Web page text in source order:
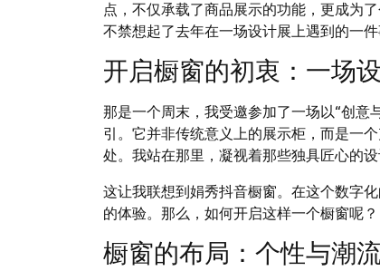
点，不仅承载了商品展示的功能，更成为
不禁想起了去年在一场设计展上遇到的一
开启橱窗的初衷：一场
那是一个周末，我受邀参加了一场以“创意
引。它并非传统意义上的展示柜，而是一
处。我站在那里，凝视着那些独具匠心的
这让我联想到娟秀抖音橱窗。在这个数字
的体验。那么，如何开启这样一个橱窗呢？
橱窗的布局：个性与潮